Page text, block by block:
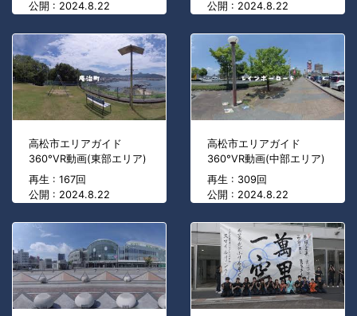
公開 : 2024.8.22
公開 : 2024.8.22
高松市エリアガイド
360°VR動画(東部エリア)
再生 : 167回
公開 : 2024.8.22
高松市エリアガイド
360°VR動画(中部エリア)
再生 : 309回
公開 : 2024.8.22